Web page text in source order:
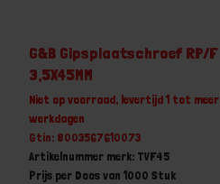
G&B Gipsplaatschroef RP/F
3,5X45MM
Niet op voorraad, levertijd 1 tot
werkdagen
Gtin: 8003567610073
Artikelnummer merk: TVF45
Prijs per Doos van 1000 Stuk